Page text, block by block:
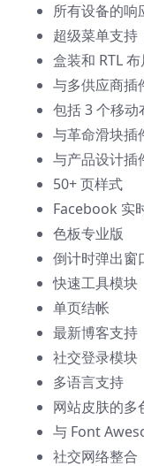
所有设备的响
超级菜单支持
盒装和 RTL 布
与多供应商插
包括 3 个移动
与革命滑块插
与产品设计插
50+ 页样式
Facebook 实
色板专业版
倒计时弹出窗
快速工具模块
单页结帐
最新博客支持
社交登录模块
多语言支持
网站皮肤的多
与 Font
社交网络整合